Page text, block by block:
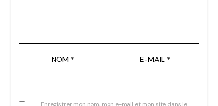
NOM * E-MAIL *
Enregistrer mon nom, mon e-mail et mon site dans le